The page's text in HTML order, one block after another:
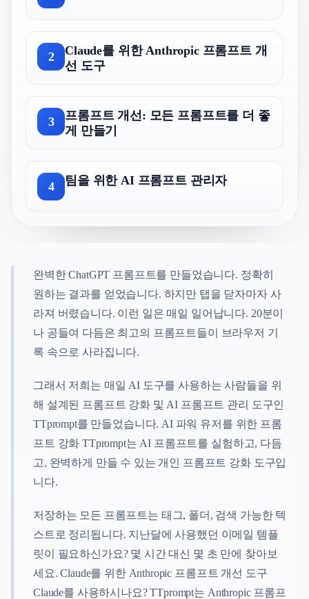
2
Claude를 위한 Anthropic 프롬프트 개
선 도구
3
프롬프트 개선: 모든 프롬프트를 더 좋
게 만들기
4 팀을 위한 AI 프롬프트 관리자
완벽한 ChatGPT 프롬프트를 만들었습니다. 정확히
원하는 결과를 얻었습니다. 하지만 탭을 닫자마자 사
라져 버렸습니다. 이런 일은 매일 일어납니다. 20분이
나 공들여 다듬은 최고의 프롬프트들이 브라우저 기
록 속으로 사라집니다.
그래서 저희는 매일 AI 도구를 사용하는 사람들을 위
해 설계된 프롬프트 강화 및 AI 프롬프트 관리 도구인
TTprompt를 만들었습니다. AI 파워 유저를 위한 프롬
프트 강화 TTprompt는 AI 프롬프트를 실험하고, 다듬
고, 완벽하게 만들 수 있는 개인 프롬프트 강화 도구입
니다.
저장하는 모든 프롬프트는 태그, 폴더, 검색 가능한 텍
스트로 정리됩니다. 지난달에 사용했던 이메일 템플
릿이 필요하신가요? 몇 시간 대신 몇 초 만에 찾아보
세요. Claude를 위한 Anthropic 프롬프트 개선 도구
Claude를 사용하시나요? TTprompt는 Anthropic 프롬프